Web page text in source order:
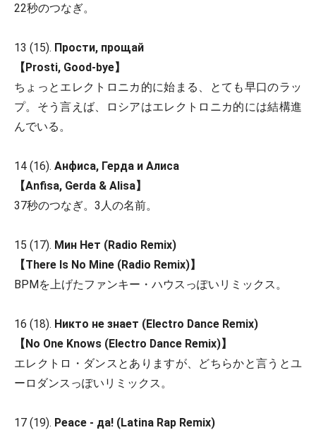
22秒のつなぎ。
13 (15). Прости, прощай
【Prosti, Good-bye】
ちょっとエレクトロニカ的に始まる、とても早口のラッ
プ。そう言えば、ロシアはエレクトロニカ的には結構進
んでいる。
14 (16). Анфиса, Герда и Алиса
【Anfisa, Gerda & Alisa】
37秒のつなぎ。3人の名前。
15 (17). Мин Нет (Radio Remix)
【There Is No Mine (Radio Remix)】
BPMを上げたファンキー・ハウスっぽいリミックス。
16 (18). Никто не знает (Electro Dance Remix)
【No One Knows (Electro Dance Remix)】
エレクトロ・ダンスとありますが、どちらかと言うとユ
ーロダンスっぽいリミックス。
17 (19). Peace - да! (Latina Rap Remix)